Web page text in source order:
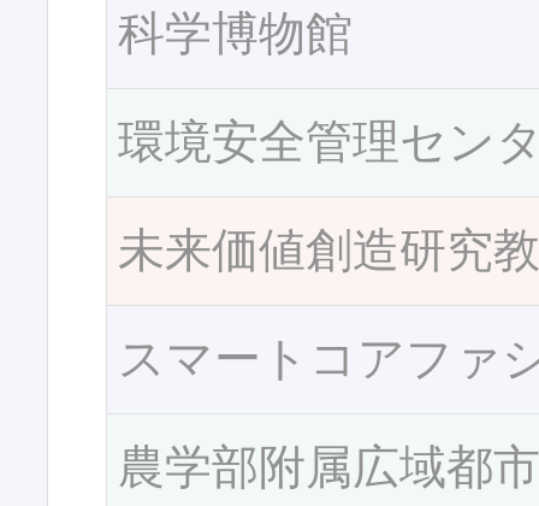
科学博物館
環境安全管理セン
未来価値創造研究
スマートコアファ
農学部附属広域都